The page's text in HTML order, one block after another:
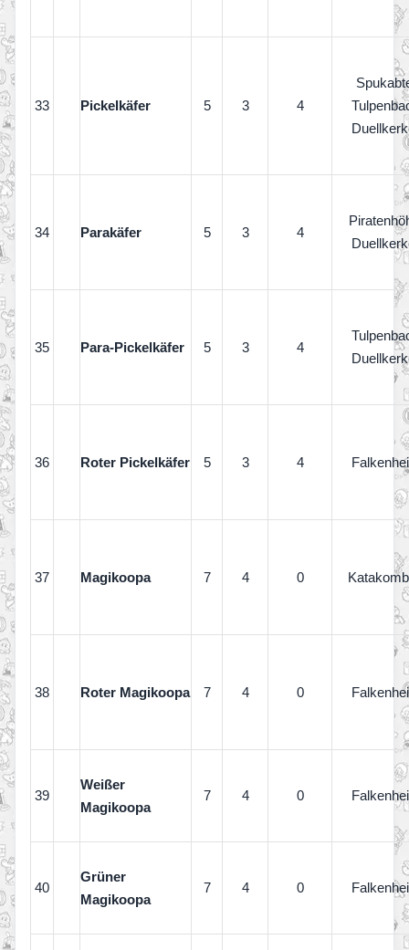
33 Pickelkäfer 5 3 4
34 Parakäfer 5 3 4
35 Para-Pickelkäfer 5 3 4
36 Roter Pickelkäfer 5 3 4
37 Magikoopa 7 4 0
38 Roter Magikoopa 7 4 0
39
Weißer
Magikoopa
7 4 0
40
Grüner
Magikoopa
7 4 0